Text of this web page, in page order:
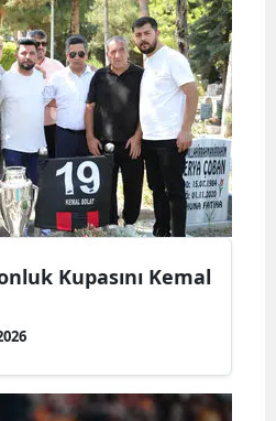
Kupasını Kemal